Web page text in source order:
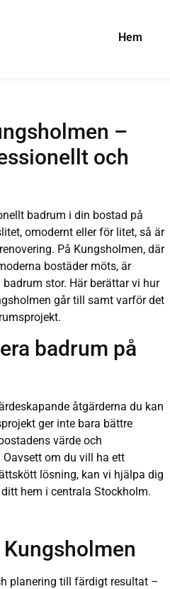
Hem
–
och
badrum i din bostad på
omodernt eller för litet, så är
På Kungsholmen, där
bostäder möts, är
stor. Här berättar vi hur
går till samt varför det
badrum på
åtgärderna du kan
ger inte bara bättre
värde och
om du vill ha ett
lösning, kan vi hjälpa dig
hem i centrala Stockholm.
planering till färdigt resultat –